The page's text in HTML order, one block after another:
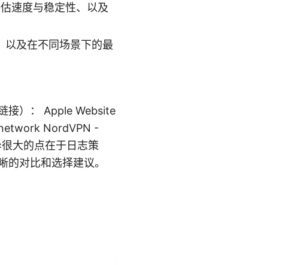
速度与稳定性、以及
及在不同场景下的最
接）： Apple Website
NordVPN -
大的点在于日志策
对比和选择建议。